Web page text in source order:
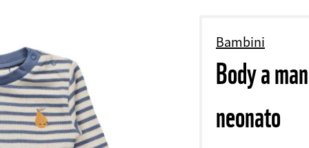
Bambini
Body a
neonato